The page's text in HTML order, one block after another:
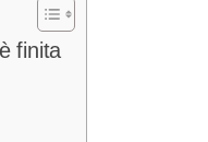
finita